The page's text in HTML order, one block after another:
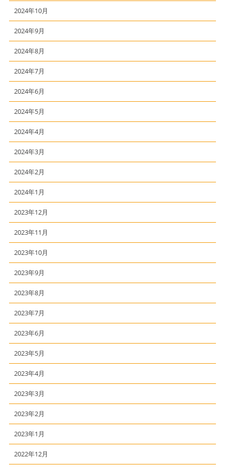
2024年10月
2024年9月
2024年8月
2024年7月
2024年6月
2024年5月
2024年4月
2024年3月
2024年2月
2024年1月
2023年12月
2023年11月
2023年10月
2023年9月
2023年8月
2023年7月
2023年6月
2023年5月
2023年4月
2023年3月
2023年2月
2023年1月
2022年12月